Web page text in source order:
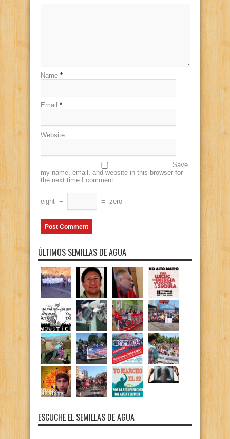
Name *
Email *
Website
Save
my name, email, and website in this browser for
the next time I comment.
eight − = zero
ÚLTIMOS SEMILLAS DE AGUA
ESCUCHE EL SEMILLAS DE AGUA